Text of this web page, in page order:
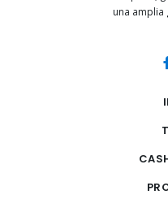
una amplia